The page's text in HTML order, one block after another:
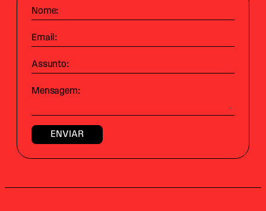
Nome:
Email:
Assunto:
Mensagem: